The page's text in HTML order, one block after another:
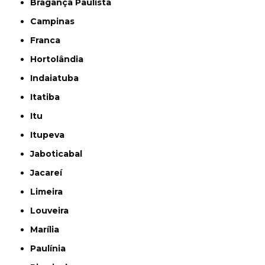
Campinas
Franca
Hortolândia
Indaiatuba
Itatiba
Itu
Itupeva
Jaboticabal
Jacareí
Limeira
Louveira
Marília
Paulínia